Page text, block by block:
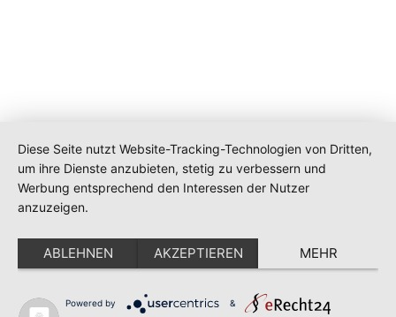
Impressum Datenschutz
Diese Seite nutzt Website-Tracking-Technologien von Dritten,
um ihre Dienste anzubieten, stetig zu verbessern und
Werbung entsprechend den Interessen der Nutzer
anzuzeigen.
ABLEHNEN AKZEPTIEREN MEHR
Powered by &